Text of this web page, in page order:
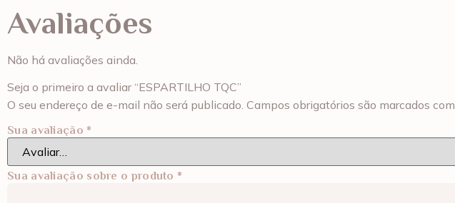
Avaliações
Não há avaliações ainda.
Seja o primeiro a avaliar “ESPARTILHO TQC”
O seu endereço de e-mail não será publicado. Campos obrigatórios são marcados com
Sua avaliação *
Sua avaliação sobre o produto *